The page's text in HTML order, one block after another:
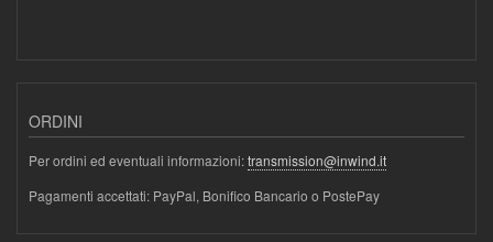
ORDINI
Per ordini ed eventuali informazioni:transmission@inwind.it
Pagamenti accettati: PayPal, Bonifico Bancario o PostePay